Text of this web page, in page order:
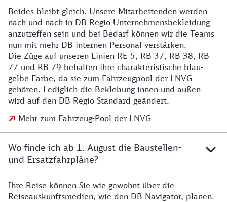
Details zu den Mitarbeitenden
Beides bleibt gleich. Unsere Mitarbeitenden werden
nach und nach in DB Regio Unternehmensbekleidung
anzutreffen sein und bei Bedarf können wir die Teams
nun mit mehr DB internen Personal verstärken.
Die Züge auf unseren Linien RE 5, RB 37, RB 38, RB
77 und RB 79 behalten ihre charakteristische blau-
gelbe Farbe, da sie zum Fahrzeugpool der LNVG
gehören. Lediglich die Beklebung innen und außen
wird auf den DB Regio Standard geändert.
Mehr zum Fahrzeug-Pool der LNVG
Wo finde ich ab 1. August die Baustellen-
und Ersatzfahrpläne?
Details zu Baustelle
Ihre Reise können Sie wie gewohnt über die
Reiseauskunftsmedien, wie den DB Navigator, planen.